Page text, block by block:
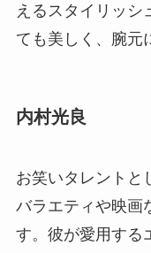
えるスタイリッシ
ても美しく、腕元
内村光良
お笑いタレントと
バラエティや映画
す。彼が愛用する